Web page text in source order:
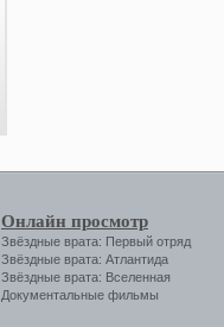
Онлайн просмотр
Звёздные врата: Первый отряд
Звёздные врата: Атлантида
Звёздные врата: Вселенная
Документальные фильмы